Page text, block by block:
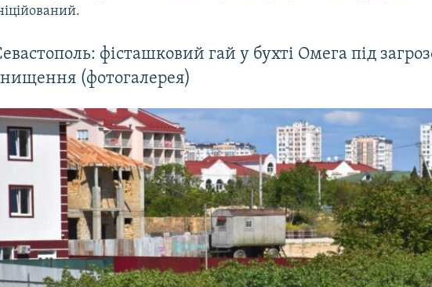
фісташковий гай у бухті Омега під
(фотогалерея)